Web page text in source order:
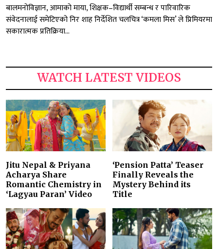
बालमनोविज्ञान, आमाको माया, शिक्षक–विद्यार्थी सम्बन्ध र पारिवारिक
संवेदनालाई समेटिएको निर शाह निर्देशित चलचित्र ‘कमला मिस’ ले प्रिमियरमा
सकारात्मक प्रतिक्रिया...
WATCH LATEST VIDEOS
Jitu Nepal & Priyana
Acharya Share
Romantic Chemistry in
‘Lagyau Paran’ Video
‘Pension Patta’ Teaser
Finally Reveals the
Mystery Behind its
Title